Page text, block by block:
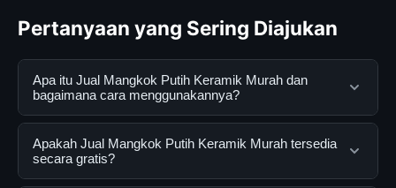
Pertanyaan yang Sering Diajukan
Apa itu Jual Mangkok Putih Keramik Murah dan
bagaimana cara menggunakannya?
Jual Mangkok Putih Keramik Murah adalah layanan
digital yang dirancang untuk membantu pengguna
mendapatkan informasi lengkap dan terpercaya. Anda
Apakah Jual Mangkok Putih Keramik Murah tersedia
secara gratis?